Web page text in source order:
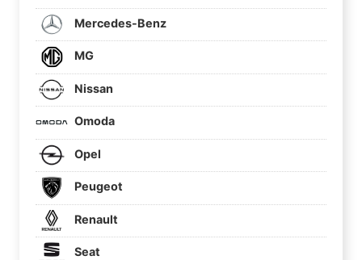
Mercedes-Benz
MG
Nissan
Omoda
Opel
Peugeot
Renault
Seat